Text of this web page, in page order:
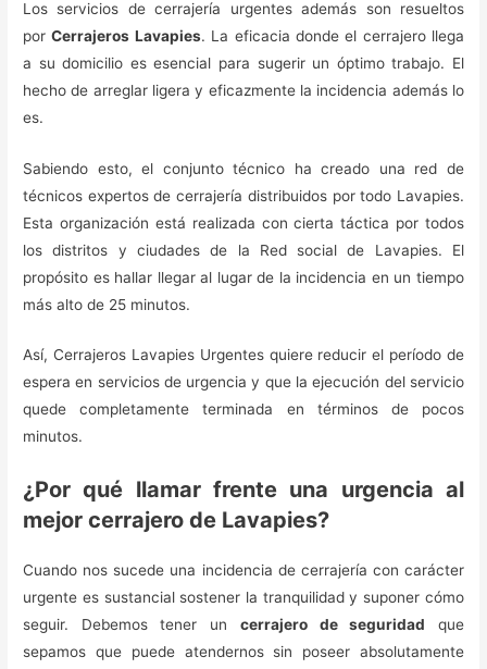
Los servicios de cerrajería urgentes además son resueltos
porCerrajeros Lavapies. La eficacia donde el cerrajero llega
a su domicilio es esencial para sugerir un óptimo trabajo. El
hecho de arreglar ligera y eficazmente la incidencia además lo
es.
Sabiendo esto, el conjunto técnico ha creado una red de
técnicos expertos de cerrajería distribuidos por todo Lavapies.
Esta organización está realizada con cierta táctica por todos
los distritos y ciudades de la Red social de Lavapies. El
propósito es hallar llegar al lugar de la incidencia en un tiempo
más alto de 25 minutos.
Así, Cerrajeros Lavapies Urgentes quiere reducir el período de
espera en servicios de urgencia y que la ejecución del servicio
quede completamente terminada en términos de pocos
minutos.
¿Por qué llamar frente una urgencia al
mejor cerrajero de Lavapies?
Cuando nos sucede una incidencia de cerrajería con carácter
urgente es sustancial sostener la tranquilidad y suponer cómo
seguir. Debemos tener un cerrajero de seguridad que
sepamos que puede atendernos sin poseer absolutamente